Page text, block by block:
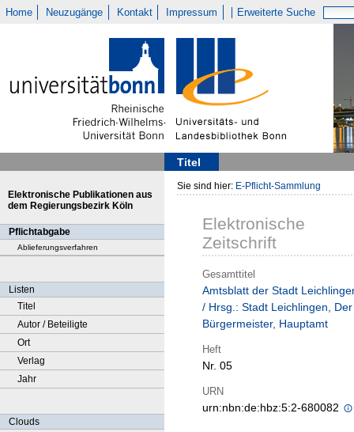
Home Neuzugänge Kontakt Impressum Erweiterte Suche
Titel
Elektronische Publikationen aus
dem Regierungsbezirk Köln
Pflichtabgabe
Ablieferungsverfahren
Listen
Titel
Autor / Beteiligte
Ort
Verlag
Jahr
Clouds
Sie sind hier: E-Pflicht-Sammlung
Elektronische
Zeitschrift
Gesamttitel
Amtsblatt der Stadt
/ Hrsg.: Stadt Leichlingen, Der
Bürgermeister, Hauptamt
Heft
Nr. 05
URN
urn:nbn:de:hbz:5:2-680082